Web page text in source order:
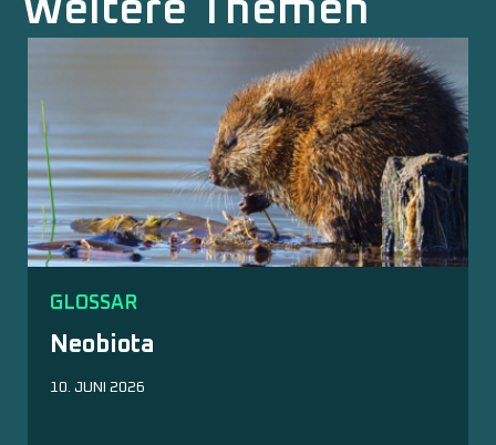
Weitere Themen